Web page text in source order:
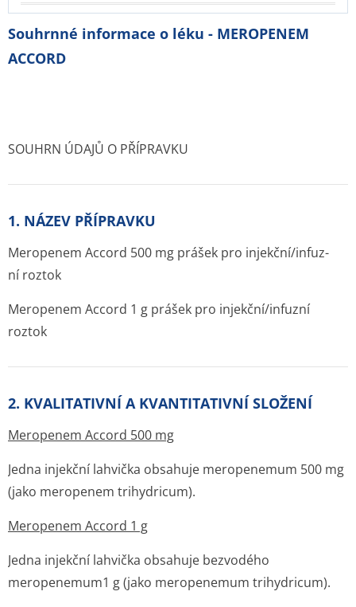
Souhrnné informace o léku - MEROPENEM
ACCORD
SOUHRN ÚDAJŮ O PŘÍPRAVKU
1. NÁZEV PŘÍPRAVKU
Meropenem Accord 500 mg prášek pro injekční/infuz­
ní roztok
Meropenem Accord 1 g prášek pro injekční/infuzní
roztok
2. KVALITATIVNÍ A KVANTITATIVNÍ SLOŽENÍ
Meropenem Accord 500 mg
Jedna injekční lahvička obsahuje meropenemum 500 mg
(jako meropenem trihydricum).
Meropenem Accord 1 g
Jedna injekční lahvička obsahuje bezvodého
meropenemum1 g (jako meropenemum trihydricum).